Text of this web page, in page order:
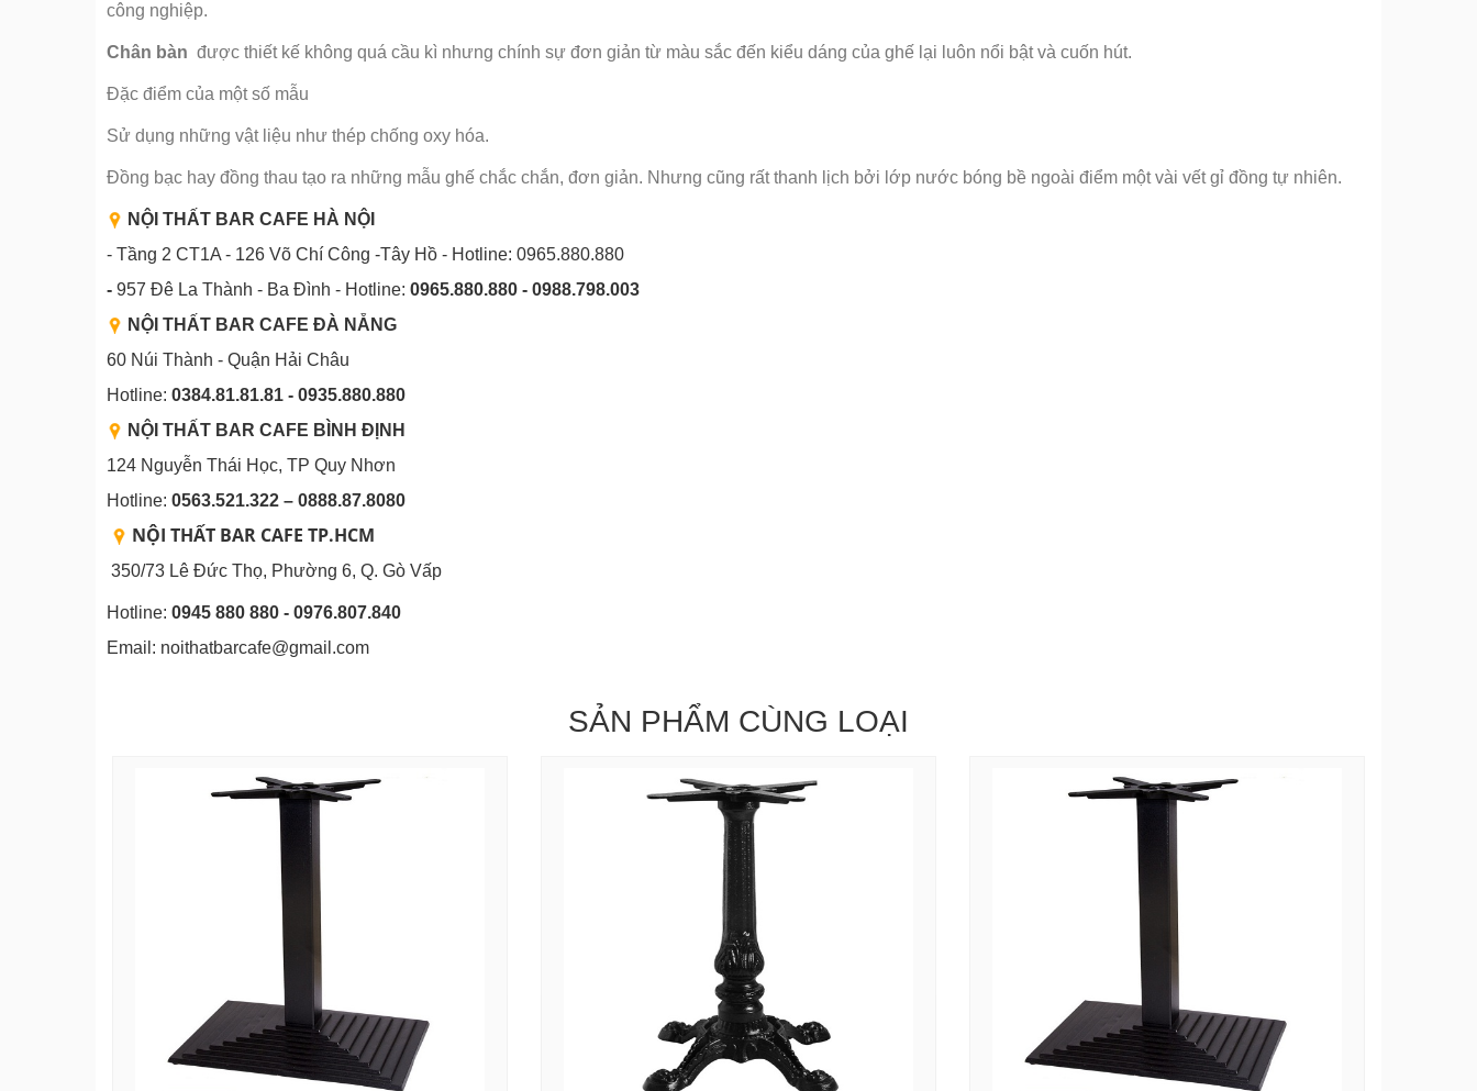
công nghiệp.
Chân bàn được thiết kế không quá cầu kì nhưng chính sự đơn giản từ màu sắc đến kiểu dáng của ghế lại luôn nổi bật và cuốn hút.
Đặc điểm của một số mẫu
Sử dụng những vật liệu như thép chống oxy hóa.
Đồng bạc hay đồng thau tạo ra những mẫu ghế chắc chắn, đơn giản. Nhưng cũng rất thanh lịch bởi lớp nước bóng bề ngoài điểm một vài vết gỉ đồng tự nhiên.
NỘI THẤT BAR CAFE HÀ NỘI
- Tầng 2 CT1A - 126 Võ Chí Công -Tây Hồ - Hotline: 0965.880.880
- 957 Đê La Thành - Ba Đình - Hotline: 0965.880.880 - 0988.798.003
NỘI THẤT BAR CAFE ĐÀ NẴNG
60 Núi Thành - Quận Hải Châu
Hotline: 0384.81.81.81 - 0935.880.880
NỘI THẤT BAR CAFE BÌNH ĐỊNH
124 Nguyễn Thái Học, TP Quy Nhơn
Hotline: 0563.521.322 – 0888.87.8080
NỘI THẤT BAR CAFE TP.HCM
350/73 Lê Đức Thọ, Phường 6, Q. Gò Vấp
Hotline: 0945 880 880 - 0976.807.840
Email: noithatbarcafe@gmail.com
SẢN PHẨM CÙNG LOẠI